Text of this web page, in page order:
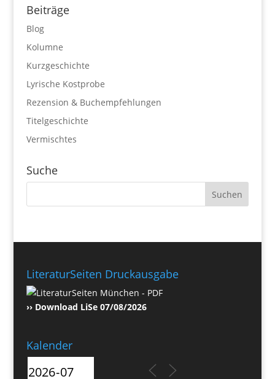
Beiträge
Blog
Kolumne
Kurzgeschichte
Lyrische Kostprobe
Rezension & Buchempfehlungen
Titelgeschichte
Vermischtes
Suche
LiteraturSeiten Druckausgabe
›› Download LiSe 07/08/2026
Kalender